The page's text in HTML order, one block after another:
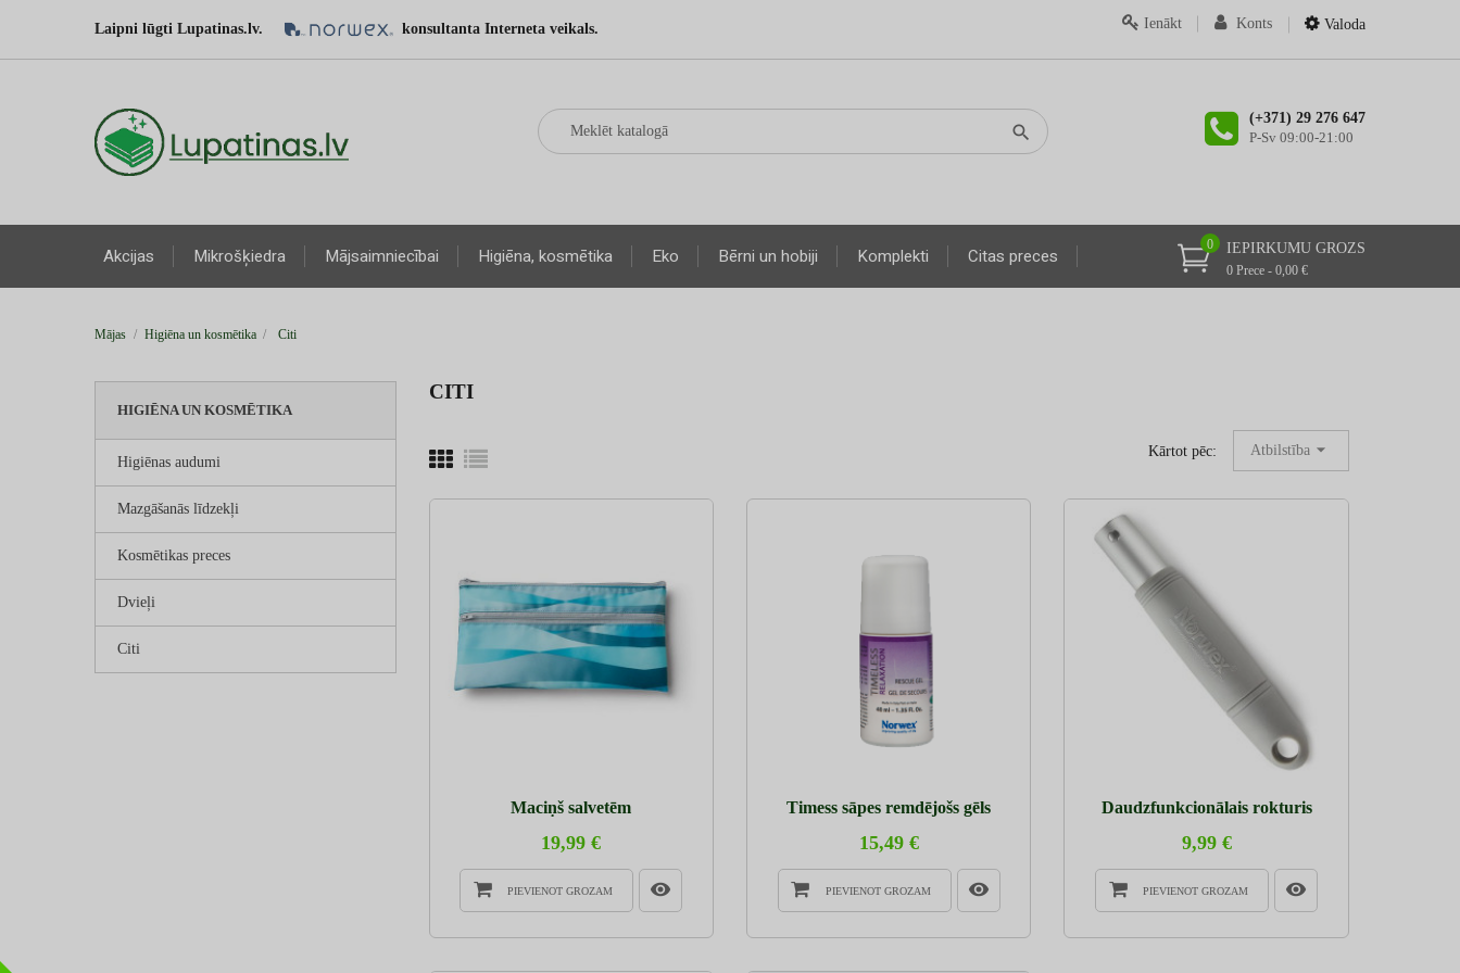
Laipni lūgti Lupatinas.lv. konsultanta Interneta veikals. Valoda
Konts
Ienākt
(+371) 29 276 647
P-Sv 09:00-21:00
IEPIRKUMU GROZS
0 Prece - 0,00 €
0
Akcijas Mikrošķiedra Mājsaimniecībai Higiēna, kosmētika Eko Bērni un hobiji Komplekti Citas preces
Mājas Higiēna un kosmētika Citi
HIGIĒNA UN KOSMĒTIKA
Higiēnas audumi
Mazgāšanās līdzekļi
Kosmētikas preces
Dvieļi
Citi
CITI
Kārtot pēc: Atbilstība
Maciņš salvetēm
19,99 €
PIEVIENOT GROZAM
Timess sāpes remdējošs gēls
15,49 €
PIEVIENOT GROZAM
Daudzfunkcionālais rokturis
9,99 €
PIEVIENOT GROZAM